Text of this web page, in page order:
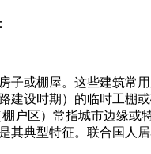
或棚屋。这些建筑常
建设时期）的临时工棚
户区）常指城市边缘
典型特征。联合国人